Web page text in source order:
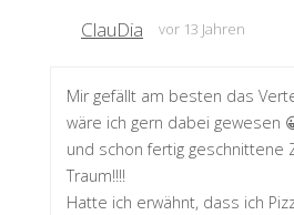
ClauDia vor 13 Jahren
Mir gefällt am besten das
wäre ich gern dabei gewesen
und schon fertig geschnittene
Traum!!!!
Hatte ich erwähnt, dass ich